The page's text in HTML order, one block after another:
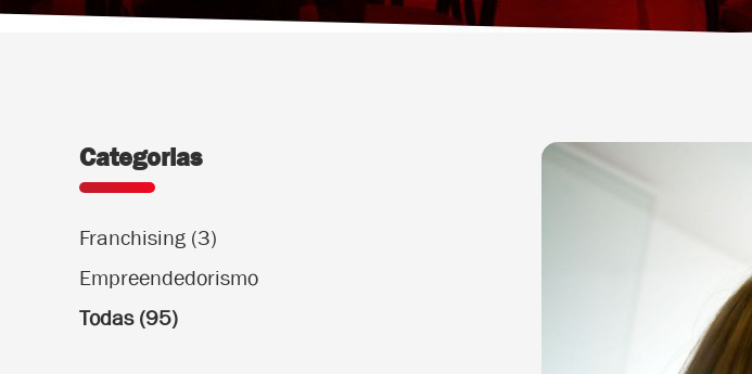
Categorias
Franchising (3)
Empreendedorismo
Todas (95)